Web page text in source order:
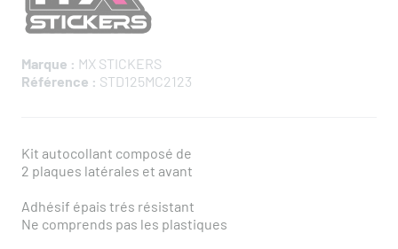
Marque : MX STICKERS
Référence : STD125MC2123
Kit autocollant composé de
2 plaques latérales et avant
Adhésif épais trés résistant
Ne comprends pas les plastiques